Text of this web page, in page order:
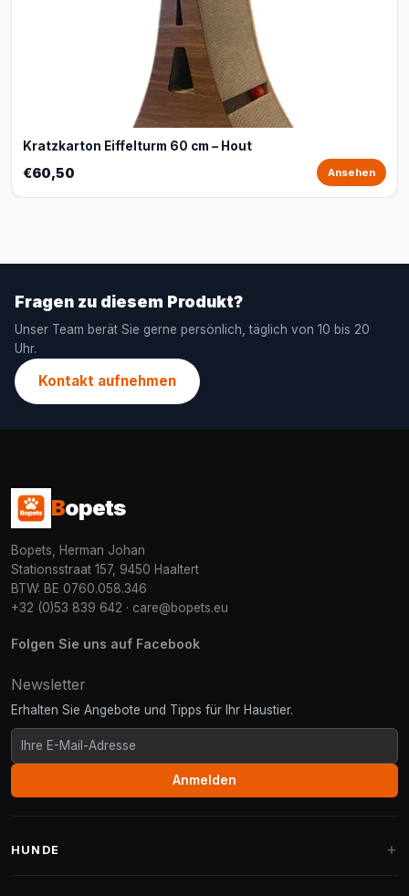
Kratzkarton Eiffelturm 60 cm – Hout
€60,50 Ansehen
Fragen zu diesem Produkt?
Unser Team berät Sie gerne persönlich, täglich von 10 bis 20
Uhr.
Kontakt aufnehmen
Bopets
Bopets, Herman Johan
Stationsstraat 157, 9450 Haaltert
BTW: BE 0760.058.346
+32 (0)53 839 642 · care@bopets.eu
Folgen Sie uns auf Facebook
Newsletter
Erhalten Sie Angebote und Tipps für Ihr Haustier.
Anmelden
HUNDE